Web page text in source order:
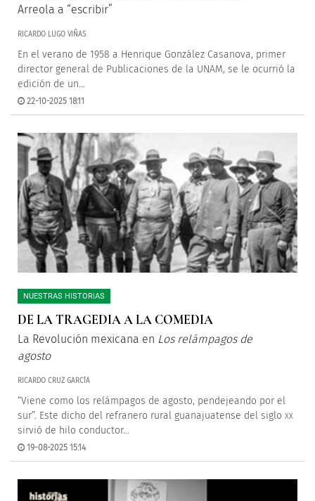
Arreola a “escribir”
RICARDO LUGO VIÑAS
En el verano de 1958 a Henrique González Casanova, primer
director general de Publicaciones de la UNAM, se le ocurrió la
edición de un...
22-10-2025 18:11
NUESTRAS HISTORIAS
DE LA TRAGEDIA A LA COMEDIA
La Revolución mexicana en Los relámpagos de
agosto
RICARDO CRUZ GARCÍA
“Viene como los relámpagos de agosto, pendejeando por el
sur”. Este dicho del refranero rural guanajuatense del siglo XX
sirvió de hilo conductor...
19-08-2025 15:14